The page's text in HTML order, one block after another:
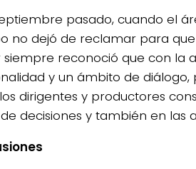
pasado, cuando el
no dejó de reclamar para
siempre reconoció que con la
y un ámbito de
dirigentes y productores
decisiones y también en las